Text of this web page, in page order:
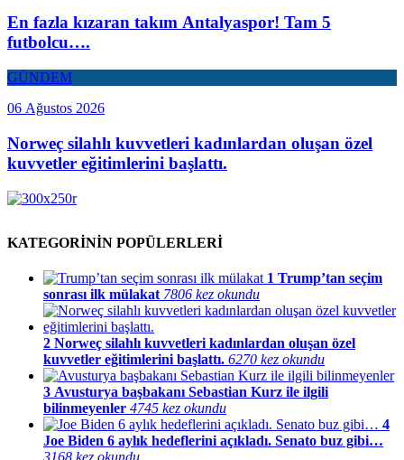
En fazla kızaran takım Antalyaspor! Tam 5
futbolcu….
GÜNDEM
06 Ağustos 2026
Norweç silahlı kuvvetleri kadınlardan oluşan özel
kuvvetler eğitimlerini başlattı.
KATEGORİNİN POPÜLERLERİ
1 Trump’tan seçim
sonrası ilk mülakat 7806 kez okundu
2 Norweç silahlı kuvvetleri kadınlardan oluşan özel
kuvvetler eğitimlerini başlattı. 6270 kez okundu
3 Avusturya başbakanı Sebastian Kurz ile ilgili
bilinmeyenler 4745 kez okundu
4
Joe Biden 6 aylık hedeflerini açıkladı. Senato buz gibi…